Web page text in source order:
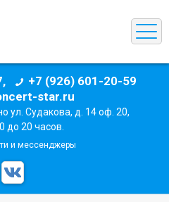
+7 (926) 601-20-59
star.ru
ул. Судакова, д. 14 оф. 20,
до 20 часов.
и мессенджеры